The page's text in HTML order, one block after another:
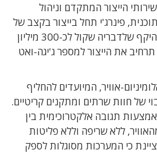
הייצור המתקדם וניהול
פינרג'י תחל בייצור בקצב של
כ-300 מגה-ואט בשנה – היקף שלדבריה שקול לכ-300 מיליון
את הייצור למספר ג'יגה-ואט
אוויר, המיועדים להחליף
של חוות שרתים ומתקנים קריטיים.
תגובה אלקטרוכימית בין
ללא שריפה וללא פליטות
כי המערכות מסוגלות לספק